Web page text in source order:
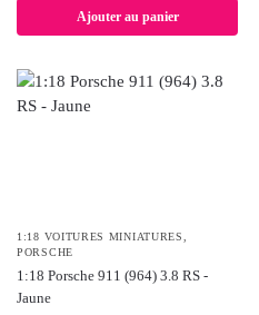
Ajouter au panier
1:18 VOITURES MINIATURES,
PORSCHE
1:18 Porsche 911 (964) 3.8 RS -
Jaune